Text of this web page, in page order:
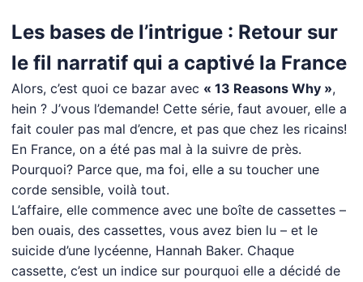
Les bases de l’intrigue : Retour sur
le fil narratif qui a captivé la France
Alors, c’est quoi ce bazar avec « 13 Reasons Why »,
hein ? J’vous l’demande! Cette série, faut avouer, elle a
fait couler pas mal d’encre, et pas que chez les ricains!
En France, on a été pas mal à la suivre de près.
Pourquoi? Parce que, ma foi, elle a su toucher une
corde sensible, voilà tout.
L’affaire, elle commence avec une boîte de cassettes –
ben ouais, des cassettes, vous avez bien lu – et le
suicide d’une lycéenne, Hannah Baker. Chaque
cassette, c’est un indice sur pourquoi elle a décidé de